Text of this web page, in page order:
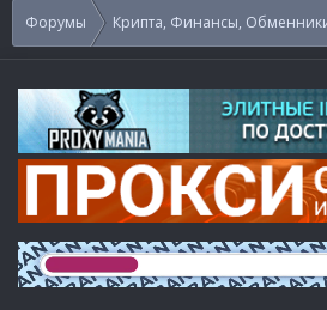
Форумы Крипта, Финансы,